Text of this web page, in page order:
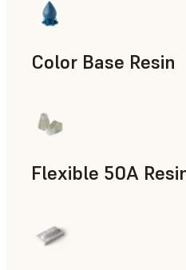
Color Base Resin
Flexible 50A